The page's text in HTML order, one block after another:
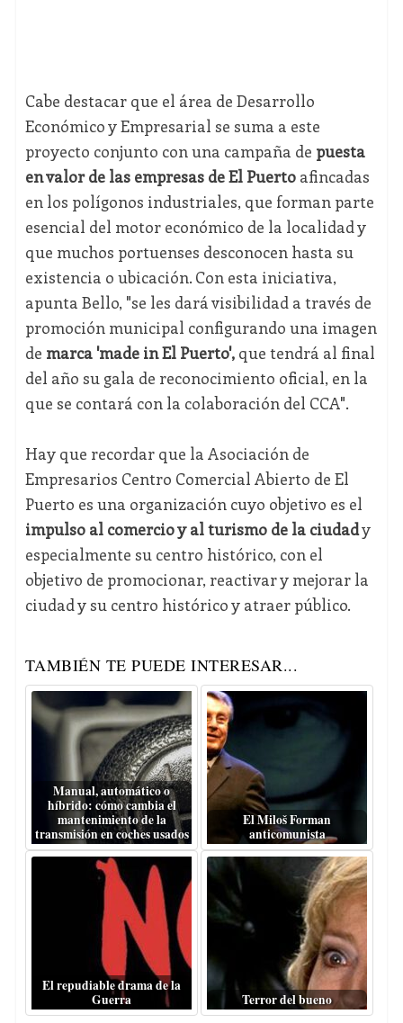
Cabe destacar que el área de Desarrollo
Económico y Empresarial se suma a este
proyecto conjunto con una campaña de puesta
en valor de las empresas de El Puertoafincadas
en los polígonos industriales, que forman parte
esencial del motor económico de la localidad y
que muchos portuenses desconocen hasta su
existencia o ubicación. Con esta iniciativa,
apunta Bello, "se les dará visibilidad a través de
promoción municipal configurando una imagen
de marca 'made in El Puerto',que tendrá al final
del año su gala de reconocimiento oficial, en la
que se contará con la colaboración del CCA".
Hay que recordar que la Asociación de
Empresarios Centro Comercial Abierto de El
Puerto es una organización cuyo objetivo es el
impulso al comercio y al turismo de la ciudady
especialmente su centro histórico, con el
objetivo de promocionar, reactivar y mejorar la
ciudad y su centro histórico y atraer público.
TAMBIÉN TE PUEDE INTERESAR...
Manual, automático o
híbrido: cómo cambia el
mantenimiento de la
transmisión en coches usados
El Miloš Forman
anticomunista
El repudiable drama de la
Guerra
Terror del bueno